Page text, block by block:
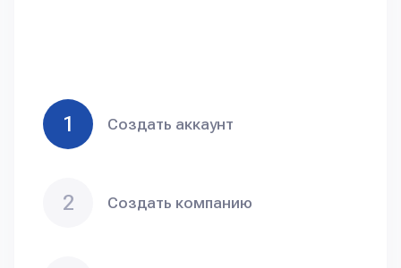
1 Создать аккаунт
2 Создать компанию